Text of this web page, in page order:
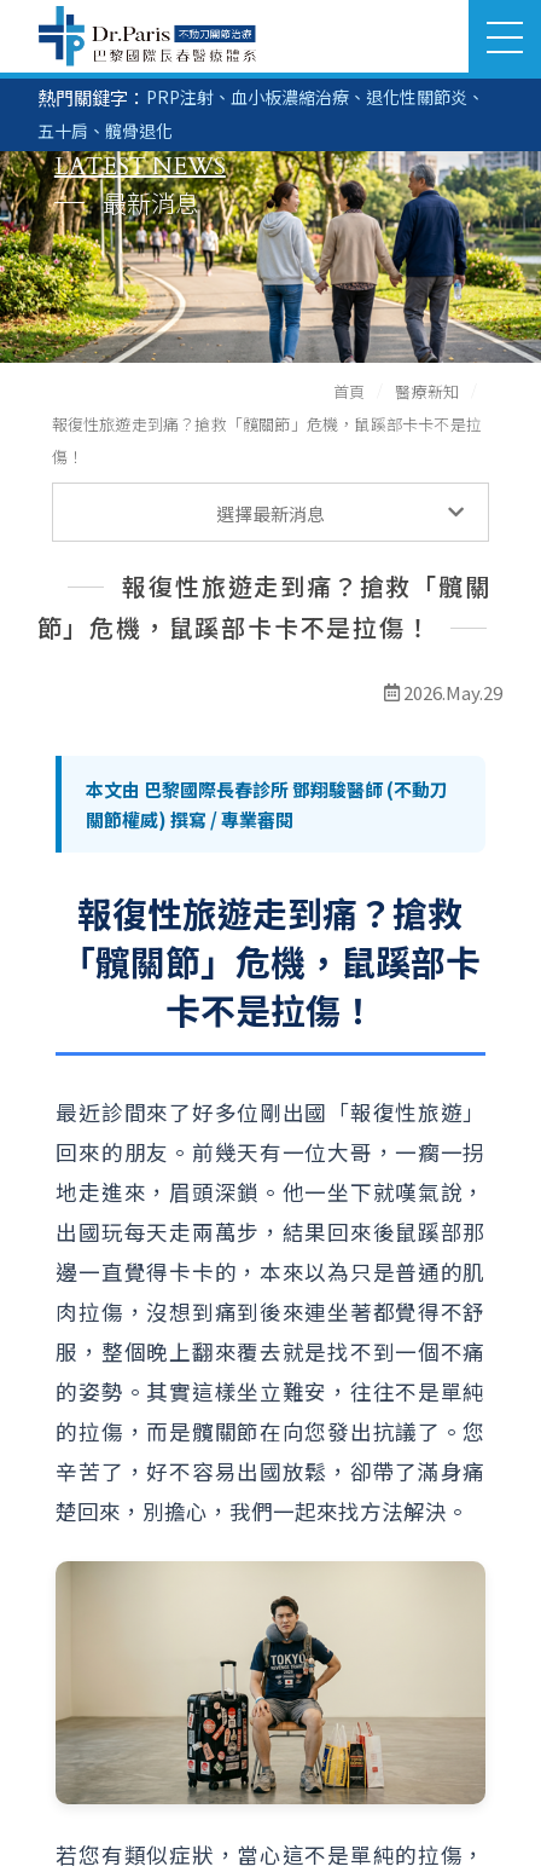
立即搜尋
關於巴黎國際
推薦分院
醫療團隊
服務項目
榮耀與紀錄
最新消息
線上預約
熱門關鍵字： PRP注射 、血小板濃縮治療 、 退化性關節炎 、
五十肩 、髖骨退化
LATEST NEWS
最新消息
首頁
醫療新知
報復性旅遊走到痛？搶救「髖關節」危機，鼠蹊部卡卡不是拉
傷！
選擇最新消息
報復性旅遊走到痛？搶救「髖關
節」危機，鼠蹊部卡卡不是拉傷！
2026.May.29
本文由 巴黎國際長春診所 鄧翔駿醫師 (不動刀
關節權威) 撰寫 / 專業審閱
報復性旅遊走到痛？搶救
「髖關節」危機，鼠蹊部卡
卡不是拉傷！
最近診間來了好多位剛出國「報復性旅遊」
回來的朋友。前幾天有一位大哥，一瘸一拐
地走進來，眉頭深鎖。他一坐下就嘆氣說，
出國玩每天走兩萬步，結果回來後鼠蹊部那
邊一直覺得卡卡的，本來以為只是普通的肌
肉拉傷，沒想到痛到後來連坐著都覺得不舒
服，整個晚上翻來覆去就是找不到一個不痛
的姿勢。其實這樣坐立難安，往往不是單純
的拉傷，而是髖關節在向您發出抗議了。您
辛苦了，好不容易出國放鬆，卻帶了滿身痛
楚回來，別擔心，我們一起來找方法解決。
若您有類似症狀，當心這不是單純的拉傷，